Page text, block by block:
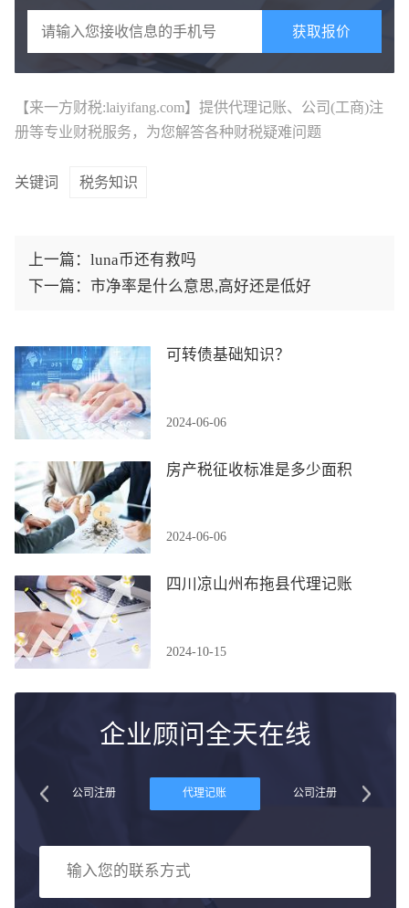
获取报价
【来一方财税:laiyifang.com】提供代理记账、公司(工商)注
册等专业财税服务，为您解答各种财税疑难问题
关键词 税务知识
上一篇：luna币还有救吗
下一篇：市净率是什么意思,高好还是低好
可转债基础知识？
2024-06-06
房产税征收标准是多少面积
2024-06-06
四川凉山州布拖县代理记账
2024-10-15
企业顾问全天在线
公司注册 代理记账 公司注册